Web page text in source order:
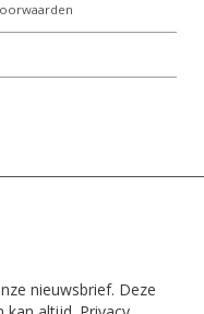
nieuwsbrief. Deze